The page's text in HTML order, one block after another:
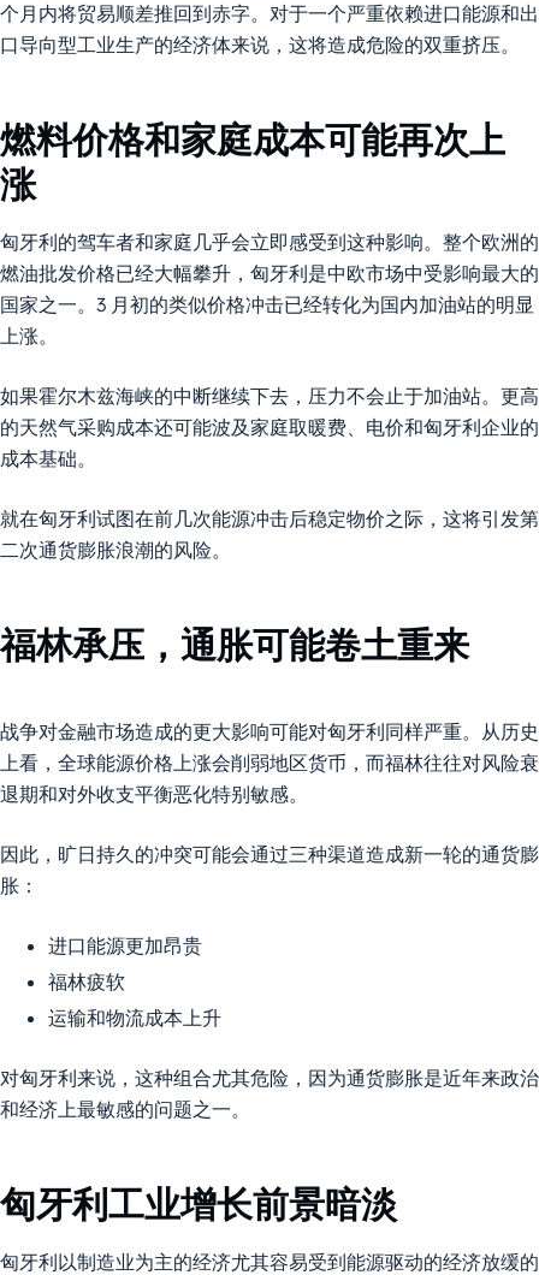
个月内将贸易顺差推回到赤字。对于一个严重依赖进口能源和出
口导向型工业生产的经济体来说，这将造成危险的双重挤压。
燃料价格和家庭成本可能再次上
涨
匈牙利的驾车者和家庭几乎会立即感受到这种影响。整个欧洲的
燃油批发价格已经大幅攀升，匈牙利是中欧市场中受影响最大的
国家之一。3 月初的类似价格冲击已经转化为国内加油站的明显
上涨。
如果霍尔木兹海峡的中断继续下去，压力不会止于加油站。更高
的天然气采购成本还可能波及家庭取暖费、电价和匈牙利企业的
成本基础。
就在匈牙利试图在前几次能源冲击后稳定物价之际，这将引发第
二次通货膨胀浪潮的风险。
福林承压，通胀可能卷土重来
战争对金融市场造成的更大影响可能对匈牙利同样严重。从历史
上看，全球能源价格上涨会削弱地区货币，而福林往往对风险衰
退期和对外收支平衡恶化特别敏感。
因此，旷日持久的冲突可能会通过三种渠道造成新一轮的通货膨
胀：
进口能源更加昂贵
福林疲软
运输和物流成本上升
对匈牙利来说，这种组合尤其危险，因为通货膨胀是近年来政治
和经济上最敏感的问题之一。
匈牙利工业增长前景暗淡
匈牙利以制造业为主的经济尤其容易受到能源驱动的经济放缓的